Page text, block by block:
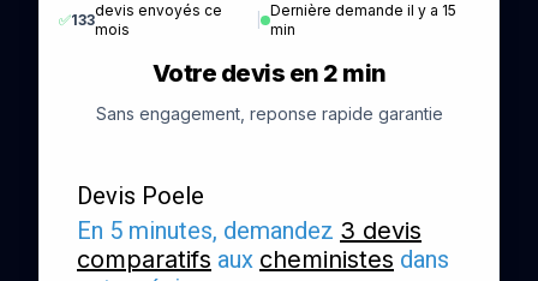
✅133
devis envoyés ce
mois
Dernière demande il y a 15
min
Votre devis en 2 min
Sans engagement, reponse rapide garantie
Devis Poele
En 5 minutes, demandez 3 devis
comparatifs aux cheministes dans